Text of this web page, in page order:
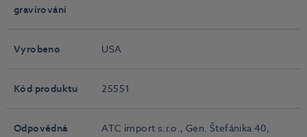
gravírování
Vyrobeno USA
Kód produktu 25551
Odpovědná
ATC import s.r.o., Gen. Štefánika 40,